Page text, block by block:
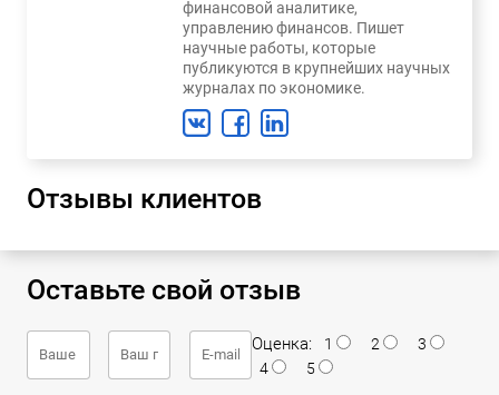
финансовой аналитике,
управлению финансов. Пишет
научные работы, которые
публикуются в крупнейших научных
журналах по экономике.
Отзывы клиентов
Оставьте свой отзыв
Оценка: 1 2
3
4
5